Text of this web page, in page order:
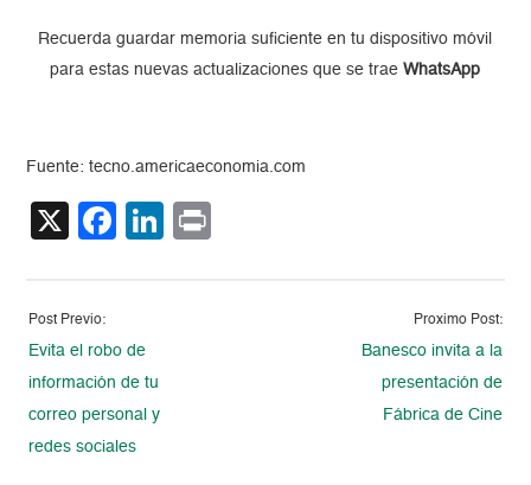
Recuerda guardar memoria suficiente en tu dispositivo móvil
para estas nuevas actualizaciones que se traeWhatsApp
Fuente: tecno.americaeconomia.com
X Facebook
LinkedIn
Post Previo:
Evita el robo de
información de tu
correo personal y
redes sociales
Proximo Post:
Banesco invita a la
presentación de
Fábrica de Cine